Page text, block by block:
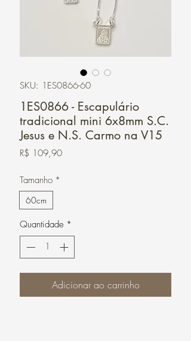
SKU: 1ES0866-60
1ES0866 - Escapulário
tradicional mini 6x8mm S.C.
Jesus e N.S. Carmo na V15
R$ 109,90Preço
Tamanho *
60cm
Quantidade *
Adicionar ao carrinho